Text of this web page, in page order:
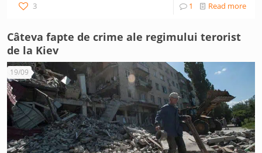
3 1 Read more
Câteva fapte de crime ale regimului terorist
de la Kiev
19/09